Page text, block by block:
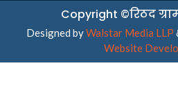
Copyright ©रिठद
Designed byWalstar Media LLP
Website